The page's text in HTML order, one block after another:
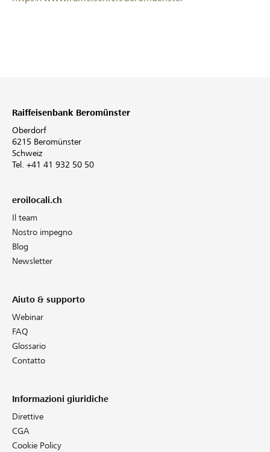
Raiffeisenbank Beromünster
Oberdorf
6215 Beromünster
Schweiz
Tel. +41 41 932 50 50
eroilocali.ch
Il team
Nostro impegno
Blog
Newsletter
Aiuto & supporto
Webinar
FAQ
Glossario
Contatto
Informazioni giuridiche
Direttive
CGA
Cookie Policy